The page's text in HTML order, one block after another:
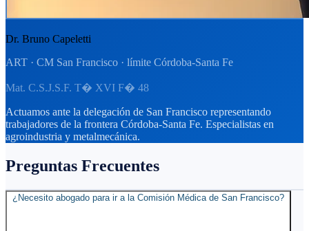
Dr. Bruno Capeletti
ART · CM San Francisco · límite Córdoba-Santa Fe
Mat. C.S.J.S.F. T� XVI F� 48
Actuamos ante la delegación de San Francisco representando
trabajadores de la frontera Córdoba-Santa Fe. Especialistas en
agroindustria y metalmecánica.
Preguntas Frecuentes